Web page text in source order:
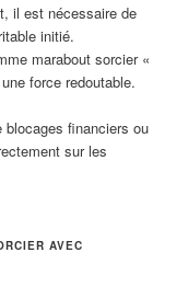
il est nécessaire de
initié.
marabout sorcier «
force redoutable.
financiers ou
sur les
AVEC